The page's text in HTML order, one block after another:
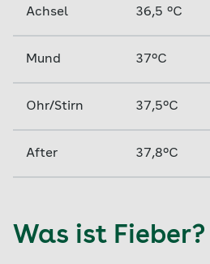
Achsel 36,5 °C
Mund 37°C
Ohr/Stirn 37,5°C
After 37,8°C
Was ist Fieber?